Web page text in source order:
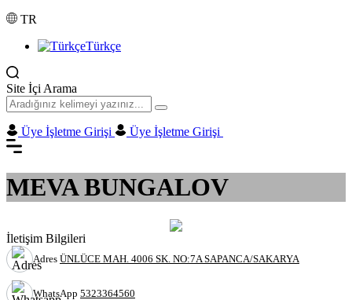
TR
Türkçe
Site İçi Arama
Üye İşletme Girişi Üye İşletme Girişi
MEVA BUNGALOV
İletişim Bilgileri
Adres ÜNLÜCE MAH. 4006 SK. NO:7A SAPANCA/SAKARYA
WhatsApp 5323364560